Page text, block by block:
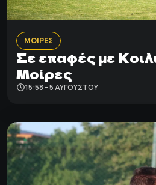
ΜΟΙΡΕΣ
Σε επαφές με
Μοίρες
15:58 - 5 ΑΥΓΟΎΣΤΟΥ